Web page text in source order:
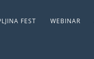
FEST WEBINAR